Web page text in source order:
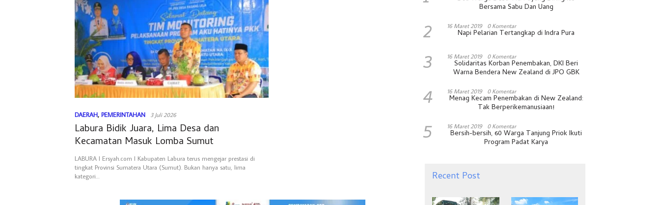
DAERAH, PEMERINTAHAN 3 Juli 2026
Labura Bidik Juara, Lima Desa dan
Kecamatan Masuk Lomba Sumut
LABURA l Ersyah.com l Kabupaten Labura terus mengejar prestasi di
tingkat Provinsi Sumatera Utara (Sumut). Bukan hanya satu, lima
kategori…
Bersama Sabu Dan Uang
2 16 Maret 2019 0 Komentar
Napi Pelarian Tertangkap di Indra Pura
3 16 Maret 2019 0 Komentar
Solidaritas Korban Penembakan, DKI Beri
Warna Bendera New Zealand di JPO GBK
4 16 Maret 2019 0 Komentar
Menag Kecam Penembakan di New Zealand:
Tak Berperikemanusiaan!
5 16 Maret 2019 0 Komentar
Bersih-bersih, 60 Warga Tanjung Priok Ikuti
Program Padat Karya
Recent Post